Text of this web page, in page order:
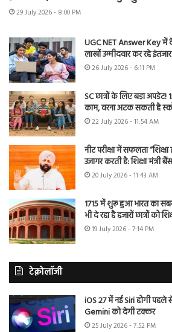
29 July 2026 - 8:00 PM
UGC NET Answer Key में
लाखों उम्मीदवार कर रहे इंतजार
26 July 2026 - 6:11 PM
SC छात्रों के लिए बड़ा
काम, वरना अटक सकती है
22 July 2026 - 11:54 AM
नीट परीक्षा में सफलता
उजागर करती है: शिक्षा मंत्री बैंस
20 July 2026 - 11:43 AM
1715 में शुरू हुआ भारत का
भी दे रहा है हजारों छात्रों को
19 July 2026 - 7:14 PM
टेक्नोलॉजी
iOS 27 में नई Siri होगी पहले
Gemini को देगी टक्कर
25 July 2026 - 7:52 PM